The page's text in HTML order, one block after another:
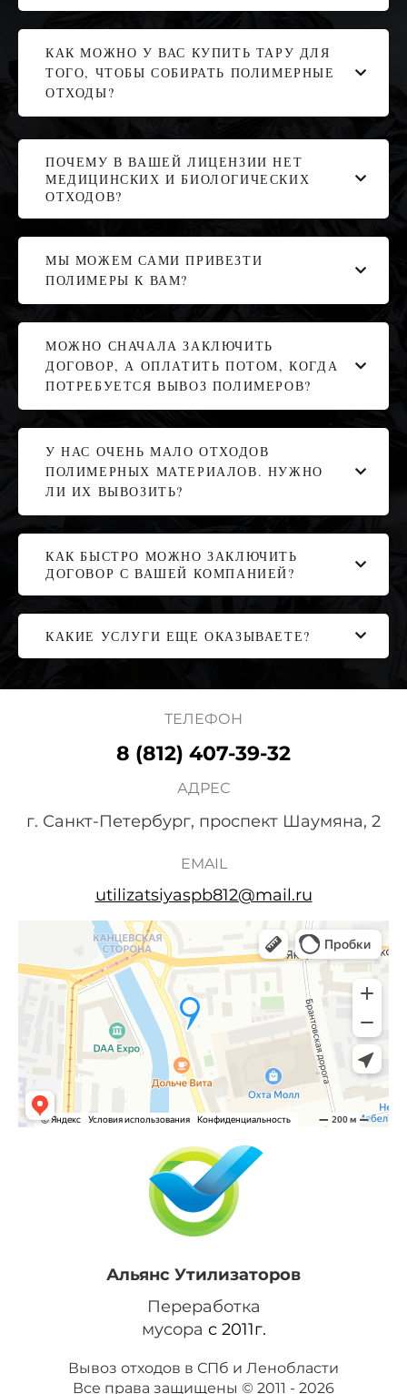
КАК МОЖНО У ВАС КУПИТЬ ТАРУ ДЛЯ
ТОГО, ЧТОБЫ СОБИРАТЬ ПОЛИМЕРНЫЕ
ОТХОДЫ?
ПОЧЕМУ В ВАШЕЙ ЛИЦЕНЗИИ НЕТ
МЕДИЦИНСКИХ И БИОЛОГИЧЕСКИХ
ОТХОДОВ?
МЫ МОЖЕМ САМИ ПРИВЕЗТИ
ПОЛИМЕРЫ К ВАМ?
МОЖНО СНАЧАЛА ЗАКЛЮЧИТЬ
ДОГОВОР, А ОПЛАТИТЬ ПОТОМ, КОГДА
ПОТРЕБУЕТСЯ ВЫВОЗ ПОЛИМЕРОВ?
У НАС ОЧЕНЬ МАЛО ОТХОДОВ
ПОЛИМЕРНЫХ МАТЕРИАЛОВ. НУЖНО
ЛИ ИХ ВЫВОЗИТЬ?
КАК БЫСТРО МОЖНО ЗАКЛЮЧИТЬ
ДОГОВОР С ВАШЕЙ КОМПАНИЕЙ?
КАКИЕ УСЛУГИ ЕЩЕ ОКАЗЫВАЕТЕ?
ТЕЛЕФОН
8 (812) 407-39-32
АДРЕС
г. Санкт-Петербург, проспект Шаумяна, 2
EMAIL
utilizatsiyaspb812@mail.ru
Альянс Утилизаторов
Переработка
мусора с 2011г.
Вывоз отходов в СПб и Ленобласти
Все права защищены © 2011 - 2026